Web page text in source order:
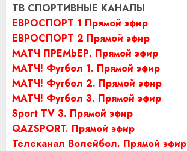
ТВ СПОРТИВНЫЕ КАНАЛЫ
ЕВРОСПОРТ 1 Прямой эфир
ЕВРОСПОРТ 2 Прямой эфир
МАТЧ ПРЕМЬЕР. Прямой эфир
МАТЧ! Футбол 1. Прямой эфир
МАТЧ! Футбол 2. Прямой эфир
МАТЧ! Футбол 3. Прямой эфир
Sport TV 3. Прямой эфир
QAZSPORT. Прямой эфир
Телеканал Волейбол. Прямой эфир